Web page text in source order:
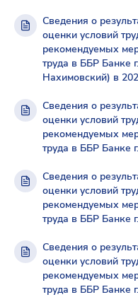
Сведения о
оценки условий
рекомендуемых
труда в ББР Банке
Нахимовский) в
Сведения о
оценки условий
рекомендуемых
труда в ББР Банке
Сведения о
оценки условий
рекомендуемых
труда в ББР Банке
Сведения о
оценки условий
рекомендуемых
труда в ББР Банке